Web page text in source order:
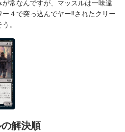
常なんですが、マッスルは一味違
４で突っ込んでヤー‼されたクリー
。
解決順